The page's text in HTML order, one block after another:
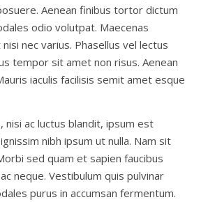
Aenean finibus tortor dictum
odio volutpat. Maecenas
nec varius. Phasellus vel lectus
tempor sit amet non risus. Aenean
iaculis facilisis semit amet esque
nisi ac luctus blandit, ipsum est
nibh ipsum ut nulla. Nam sit
sed quam et sapien faucibus
neque. Vestibulum quis pulvinar
purus in accumsan fermentum.